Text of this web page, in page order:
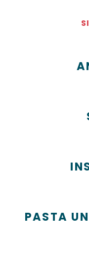
PASTA